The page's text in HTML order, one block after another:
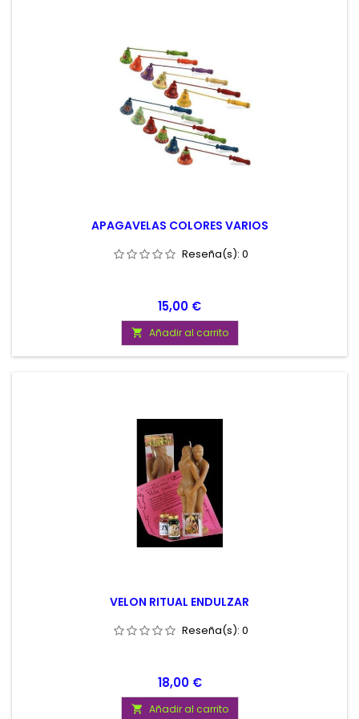
APAGAVELAS COLORES VARIOS
Reseña(s): 0
Precio
15,00 €
 Añadir al carrito
VELON RITUAL ENDULZAR
Reseña(s): 0
Precio
18,00 €
 Añadir al carrito